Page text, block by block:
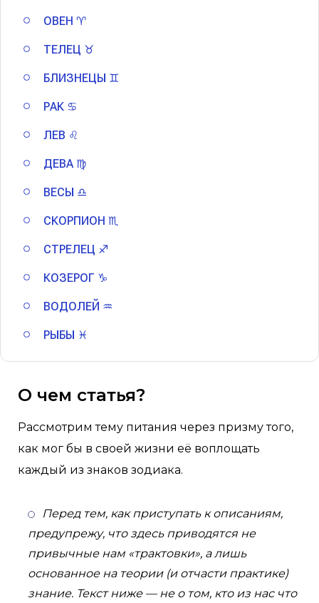
ОВЕН ♈
ТЕЛЕЦ ♉
БЛИЗНЕЦЫ ♊
РАК ♋
ЛЕВ ♌
ДЕВА ♍
ВЕСЫ ♎
СКОРПИОН ♏
СТРЕЛЕЦ ♐
КОЗЕРОГ ♑
ВОДОЛЕЙ ♒
РЫБЫ ♓
О чем статья?
Рассмотрим тему питания через призму того,
как мог бы в своей жизни её воплощать
каждый из знаков зодиака.
Перед тем, как приступать к описаниям,
предупрежу, что здесь приводятся не
привычные нам «трактовки», а лишь
основанное на теории (и отчасти практике)
знание. Текст ниже — не о том, кто из нас что